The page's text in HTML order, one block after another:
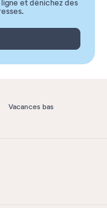
et dénichez des
Vacances bas